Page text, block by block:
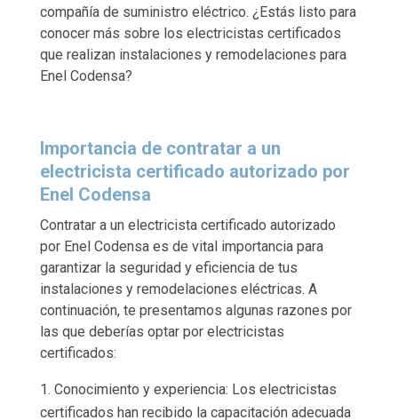
compañía de suministro eléctrico. ¿Estás listo para
conocer más sobre los electricistas certificados
que realizan instalaciones y remodelaciones para
Enel Codensa?
Importancia de contratar a un
electricista certificado autorizado por
Enel Codensa
Contratar a un electricista certificado autorizado
por Enel Codensa es de vital importancia para
garantizar la seguridad y eficiencia de tus
instalaciones y remodelaciones eléctricas. A
continuación, te presentamos algunas razones por
las que deberías optar por electricistas
certificados:
Conocimiento y experiencia: Los electricistas
certificados han recibido la capacitación adecuada